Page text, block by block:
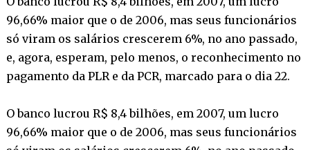
96,66% maior que o de 2006, mas seus funcionários
só viram os salários crescerem 6%, no ano passado,
e, agora, esperam, pelo menos, o reconhecimento no
pagamento da PLR e da PCR, marcado para o dia 22.
O banco lucrou R$ 8,4 bilhões, em 2007, um lucro
96,66% maior que o de 2006, mas seus funcionários